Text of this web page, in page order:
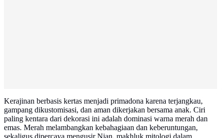
Kerajinan berbasis kertas menjadi primadona karena terjangkau,
gampang dikustomisasi, dan aman dikerjakan bersama anak. Ciri
paling kentara dari dekorasi ini adalah dominasi warna merah dan
emas. Merah melambangkan kebahagiaan dan keberuntungan,
sekaligus dipercaya mengusir Nian, makhluk mitologi dalam